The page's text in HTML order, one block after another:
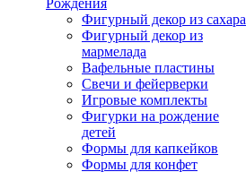
Фигурный декор из сахара
Фигурный декор из
мармелада
Вафельные пластины
Свечи и фейерверки
Игровые комплекты
Фигурки на рождение
детей
Формы для капкейков
Формы для конфет